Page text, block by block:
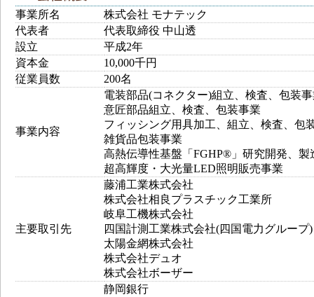
事業所名
株式会社 モナテック
代表者
代表取締役 中山透
設立
平成2年
資本金
10,000千円
従業員数
200名
事業内容
電装部品(コネクター)組立、検査、包装
意匠部品組立、検査、包装事業
フィッシング用具加工、組立、検査、包
雑貨品包装事業
高熱伝導性基盤「FGHP®」研究開発、製
超高輝度・大光量LED照明販売事業
主要取引先
藤浦工業株式会社
株式会社相良プラスチック工業所
岐阜工機株式会社
四国計測工業株式会社(四国電力グループ)
太陽金網株式会社
株式会社デュオ
株式会社ボーザー
静岡銀行